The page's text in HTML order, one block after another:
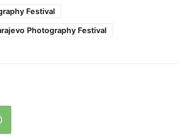
Festival
Photography Festival